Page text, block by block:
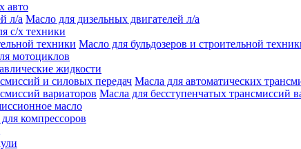
авто
Масло для дизельных двигателей л/а
с/х техники
Масло для бульдозеров и строительной
мотоциклов
жидкости
Масла для автоматических
Масла для бесступенчатых трансмиссий
масло
компрессоров